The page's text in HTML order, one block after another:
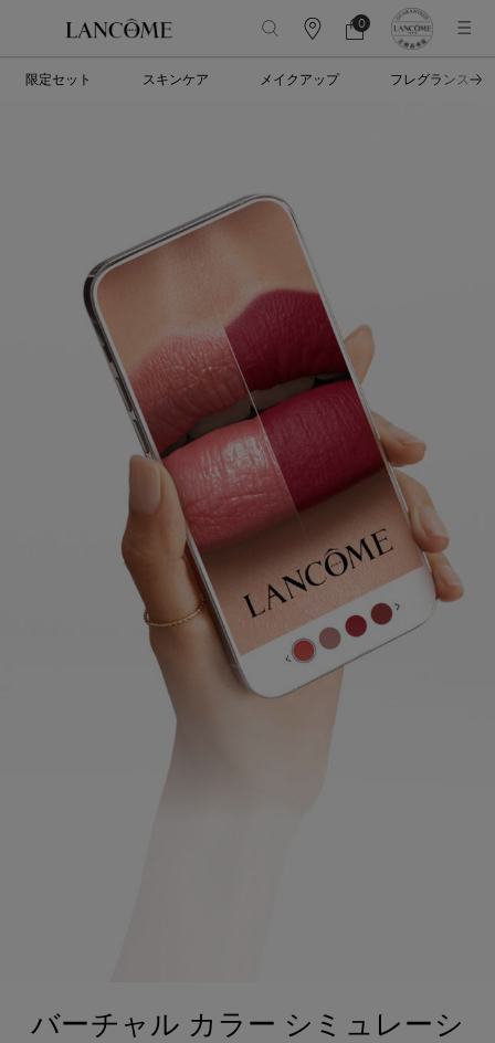
カ
タ
カ
ー
0
0 カート内の製品
限定セット スキンケア メイクアップ フレグランス
バーチャル カラー シミュレーシ